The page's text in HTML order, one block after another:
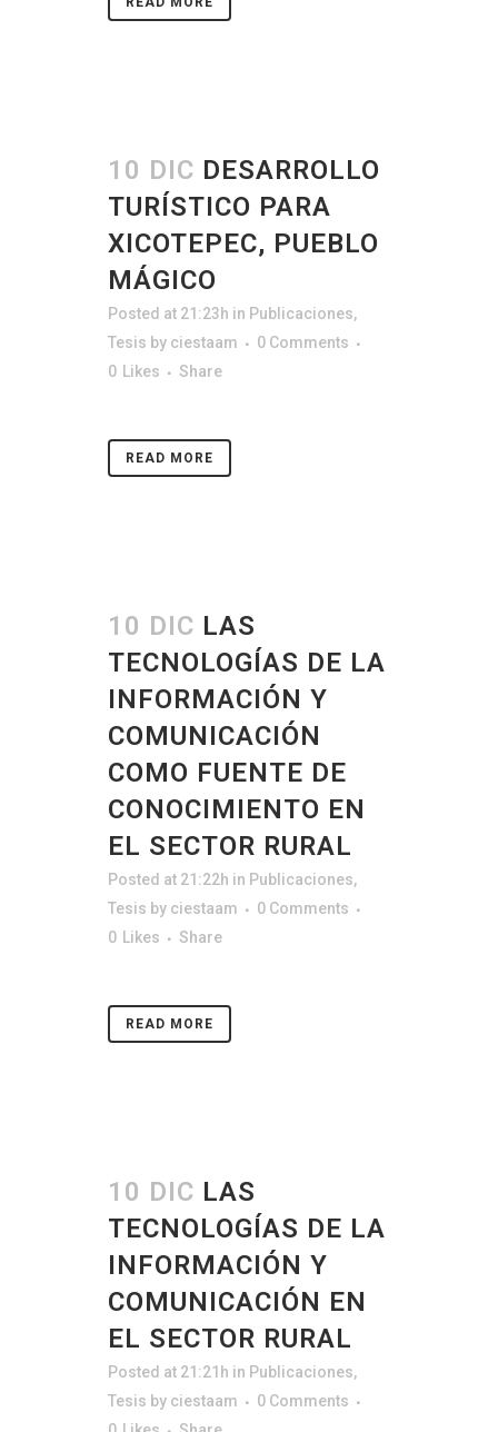
10 DIC DESARROLLO
TURÍSTICO PARA
XICOTEPEC, PUEBLO
MÁGICO
Posted at 21:23h in Publicaciones,
Tesis by ciestaam
0 Comments
0 Likes Share
READ MORE
10 DIC LAS
TECNOLOGÍAS DE LA
INFORMACIÓN Y
COMUNICACIÓN
COMO FUENTE DE
CONOCIMIENTO EN
EL SECTOR RURAL
Posted at 21:22h in Publicaciones,
Tesis by ciestaam
0 Comments
0 Likes Share
READ MORE
10 DIC LAS
TECNOLOGÍAS DE LA
INFORMACIÓN Y
COMUNICACIÓN EN
EL SECTOR RURAL
Posted at 21:21h in Publicaciones,
Tesis by ciestaam
0 Comments